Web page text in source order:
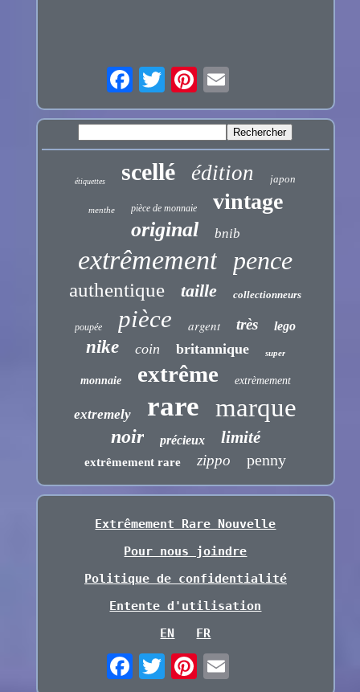
étiquettes scellé édition japon
menthe pièce de monnaie vintage
original bnib
extrêmement pence
authentique taille collectionneurs
poupée pièce argent très lego
nike coin britannique super
monnaie extrême extrèmement
extremely rare marque
noir précieux limité
extrêmement rare zippo penny
Extrêmement Rare Nouvelle
Pour nous joindre
Politique de confidentialité
Entente d'utilisation
EN
FR